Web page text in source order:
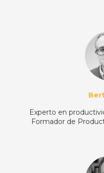
Experto en
Formador de